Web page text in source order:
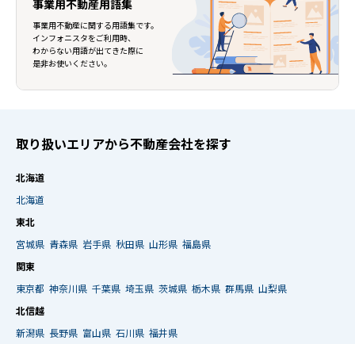
事業用不動産用語集
事業用不動産に関する用語集です。
インフォニスタをご利用時、
わからない用語が出てきた際に
是非お使いください。
取り扱いエリアから不動産会社を探す
北海道
北海道
東北
宮城県 青森県 岩手県 秋田県 山形県 福島県
関東
東京都 神奈川県 千葉県 埼玉県 茨城県 栃木県 群馬県 山梨県
北信越
新潟県 長野県 富山県 石川県 福井県